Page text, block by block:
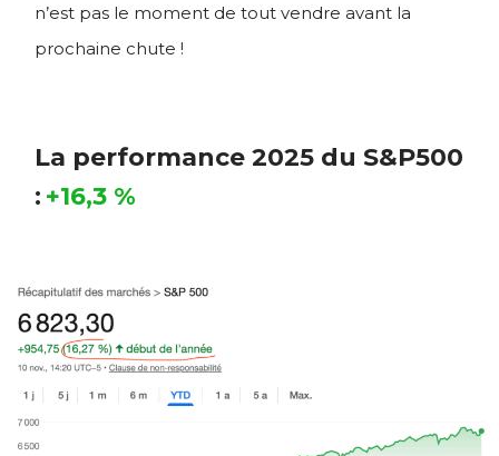
n’est pas le moment de tout vendre avant la
prochaine chute !
La performance 2025 du S&P500
: +16,3 %